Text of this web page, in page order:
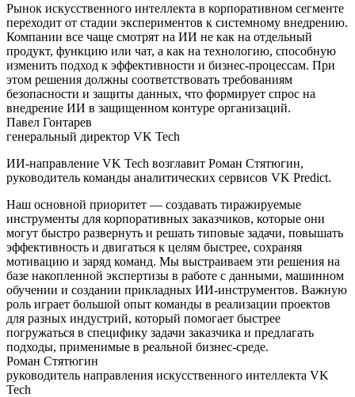
Рынок искусственного интеллекта в корпоративном сегменте
переходит от стадии экспериментов к системному внедрению.
Компании все чаще смотрят на ИИ не как на отдельный
продукт, функцию или чат, а как на технологию, способную
изменить подход к эффективности и бизнес-процессам. При
этом решения должны соответствовать требованиям
безопасности и защиты данных, что формирует спрос на
внедрение ИИ в защищенном контуре организаций.
Павел Гонтарев
генеральный директор VK Tech
ИИ-направление VK Tech возглавит Роман Стятюгин,
руководитель команды аналитических сервисов VK Predict.
Наш основной приоритет — создавать тиражируемые
инструменты для корпоративных заказчиков, которые они
могут быстро развернуть и решать типовые задачи, повышать
эффективность и двигаться к целям быстрее, сохраняя
мотивацию и заряд команд. Мы выстраиваем эти решения на
базе накопленной экспертизы в работе с данными, машинном
обучении и создании прикладных ИИ-инструментов. Важную
роль играет большой опыт команды в реализации проектов
для разных индустрий, который помогает быстрее
погружаться в специфику задачи заказчика и предлагать
подходы, применимые в реальной бизнес-среде.
Роман Стятюгин
руководитель направления искусственного интеллекта VK
Tech